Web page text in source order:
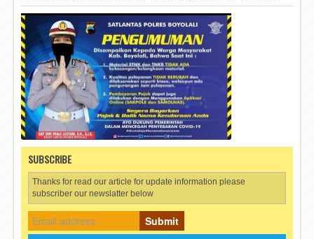
SUBSCRIBE
Thanks for read our article for update information please
subscriber our newslatter below
Submit